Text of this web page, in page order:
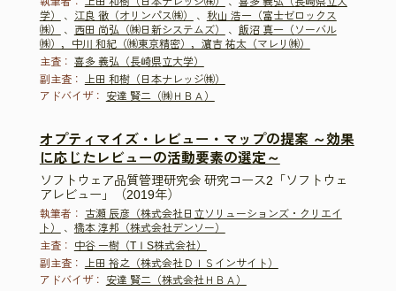
学）
、 江良 徹（オリンパス㈱） 、 秋山 浩一（富士ゼロックス
㈱）
、 西田 尚弘（㈱日新システムズ） 、 飯沼 真一（ソーバル
㈱），中川 和紀（㈱東京精密），濵吉 祐太（マレリ㈱）
主査： 喜多 義弘（長崎県立大学）
副主査：
上田 和樹（日本ナレッジ㈱）
アドバイザ：
安達 賢二（㈱ＨＢＡ）
オプティマイズ・レビュー・マップの提案 ～効果
に応じたレビューの活動要素の選定～
ソフトウェア品質管理研究会 研究コース2「ソフトウェ
アレビュー」（2019年）
執筆者：
古瀬 辰彦（株式会社日立ソリューションズ・クリエイ
ト）
、 橋本 淳邦（株式会社デンソー）
主査：
中谷 一樹（TⅠS株式会社）
副主査：
上田 裕之（株式会社ＤＩＳインサイト）
アドバイザ：
安達 賢二（株式会社ＨＢＡ）